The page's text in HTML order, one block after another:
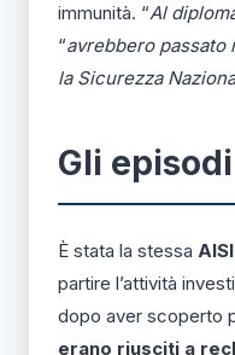
immunità. “Al
“avrebbero
la Sicurezza
Gli
È stata la stessa AISI
partire l’attività
dopo aver scoperto
erano riusciti a